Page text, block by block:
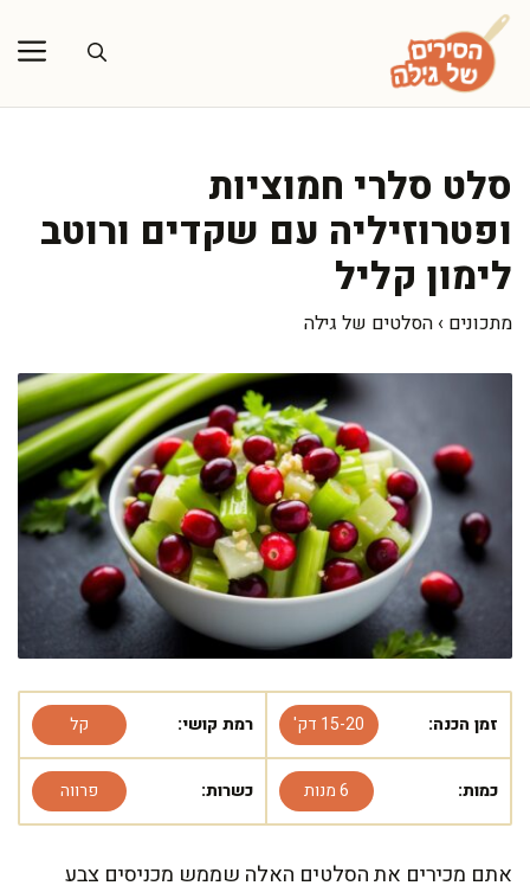
לדלג
לתוכן
סלט סלרי חמוציות
ופטרוזיליה עם שקדים ורוטב
לימון קליל
מתכונים › הסלטים של גילה
זמן הכנה: 15-20 דק' רמת קושי: קל
כמות: 6 מנות כשרות: פרווה
אתם מכירים את הסלטים האלה שממש מכניסים צבע